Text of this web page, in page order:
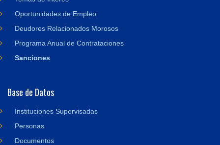
Oportunidades de Empleo
Deudores Relacionados Morosos
Programa Anual de Contrataciones
Sanciones
Base de Datos
Instituciones Supervisadas
Personas
Documentos